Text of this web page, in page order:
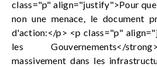
class="p" align="justify">Pour
non une menace, le document
d'action:</p> <p class="p"
les Gouvernements</
massivement dans les